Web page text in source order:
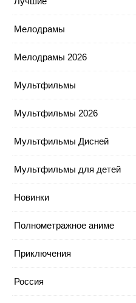
Мелодрамы
Мелодрамы 2026
Мультфильмы
Мультфильмы 2026
Мультфильмы Дисней
Мультфильмы для детей
Новинки
Полнометражное аниме
Приключения
Россия